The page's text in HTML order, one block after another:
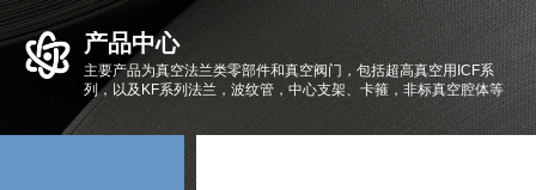
产品中心
主要产品为真空法兰类零部件和真空阀门，包括超高真空用ICF系
列，以及KF系列法兰，波纹管，中心支架、卡箍，非标真空腔体等